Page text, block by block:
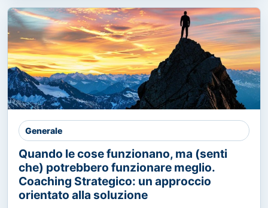
Generale
Quando le cose funzionano, ma (senti
che) potrebbero funzionare meglio.
Coaching Strategico: un approccio
orientato alla soluzione